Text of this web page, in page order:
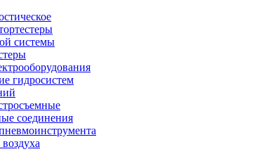
системы
гидросистем
соединения